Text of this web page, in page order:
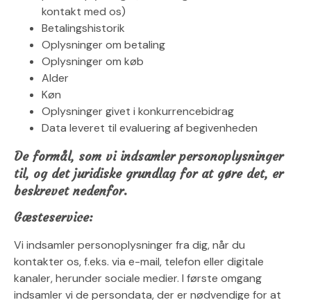
kontakt med os)
Betalingshistorik
Oplysninger om betaling
Oplysninger om køb
Alder
Køn
Oplysninger givet i konkurrencebidrag
Data leveret til evaluering af begivenheden
De formål, som vi indsamler personoplysninger
til, og det juridiske grundlag for at gøre det, er
beskrevet nedenfor.
Gæsteservice:
Vi indsamler personoplysninger fra dig, når du
kontakter os, f.eks. via e-mail, telefon eller digitale
kanaler, herunder sociale medier. I første omgang
indsamler vi de persondata, der er nødvendige for at